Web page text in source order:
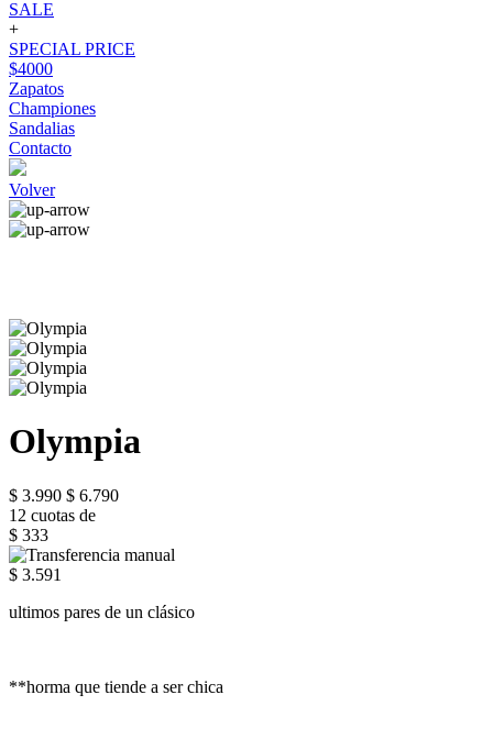
SALE
+
SPECIAL PRICE
$4000
Zapatos
Championes
Sandalias
Contacto
Volver
Olympia
$ 3.990 $ 6.790
12 cuotas de
$ 333
$ 3.591
ultimos pares de un clásico
**horma que tiende a ser chica